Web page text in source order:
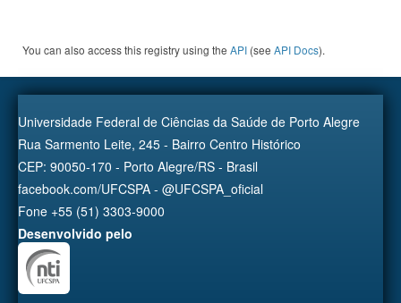
You can also access this registry using the API (see API Docs).
Universidade Federal de Ciências da Saúde de Porto Alegre
Rua Sarmento Leite, 245 - Bairro Centro Histórico
CEP: 90050-170 - Porto Alegre/RS - Brasil
facebook.com/UFCSPA - @UFCSPA_oficial
Fone +55 (51) 3303-9000
Desenvolvido pelo